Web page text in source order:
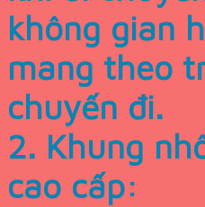
không gian
mang theo
chuyến đi.
2. Khung
cao cấp: